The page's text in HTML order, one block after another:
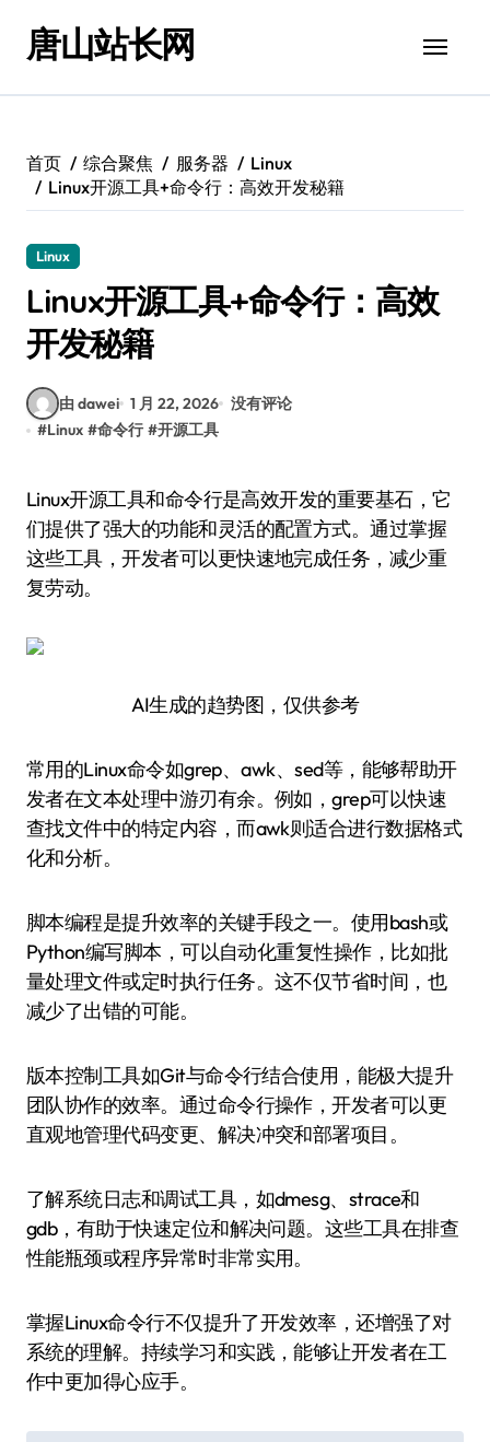
唐山站长网
首页 综合聚焦 服务器
Linux
Linux开源工具+命令行：高效开发秘籍
Linux
Linux开源工具+命令行：高效
开发秘籍
由 dawei 1 月 22, 2026 没有评论
#Linux #命令行 #开源工具
Linux开源工具和命令行是高效开发的重要基石，它
们提供了强大的功能和灵活的配置方式。通过掌握
这些工具，开发者可以更快速地完成任务，减少重
复劳动。
AI生成的趋势图，仅供参考
常用的Linux命令如grep、awk、sed等，能够帮助开
发者在文本处理中游刃有余。例如，grep可以快速
查找文件中的特定内容，而awk则适合进行数据格式
化和分析。
脚本编程是提升效率的关键手段之一。使用bash或
Python编写脚本，可以自动化重复性操作，比如批
量处理文件或定时执行任务。这不仅节省时间，也
减少了出错的可能。
版本控制工具如Git与命令行结合使用，能极大提升
团队协作的效率。通过命令行操作，开发者可以更
直观地管理代码变更、解决冲突和部署项目。
了解系统日志和调试工具，如dmesg、strace和
gdb，有助于快速定位和解决问题。这些工具在排查
性能瓶颈或程序异常时非常实用。
掌握Linux命令行不仅提升了开发效率，还增强了对
系统的理解。持续学习和实践，能够让开发者在工
作中更加得心应手。